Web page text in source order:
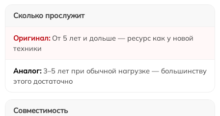
Сколько прослужит
От 5 лет и дольше — ресурс как у новой
техники
3–5 лет при обычной нагрузке — большинству
этого достаточно
Совместимость